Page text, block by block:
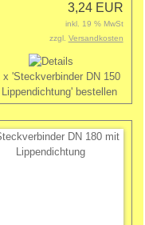
3,24 EUR
inkl. 19 % MwSt
zzgl. Versandkosten